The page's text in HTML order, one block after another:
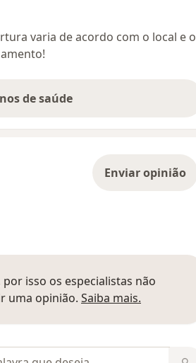
varia de acordo com o local e o
de saúde
Enviar opinião
isso os especialistas não
uma opinião. Saiba mais.
opiniões